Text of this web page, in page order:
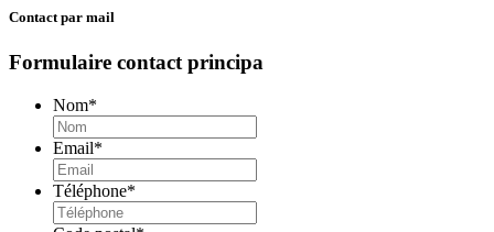
Contact par mail
Formulaire contact principa
Nom*
Email*
Téléphone*